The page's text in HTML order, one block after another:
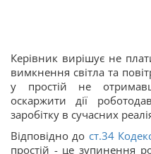
Керівник вирішує не
вимкнення світла та
у простій не
оскаржити дії
заробітку в сучасних
Відповідно до ст.34
простій - це зупинення